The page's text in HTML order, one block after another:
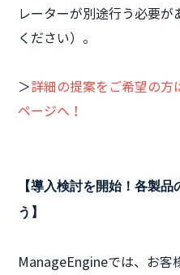
レーターが別途行う必要
ください）。
＞詳細の提案をご希望の
ページへ！
【導入検討を開始！各製
う】
ManageEngineでは、お客